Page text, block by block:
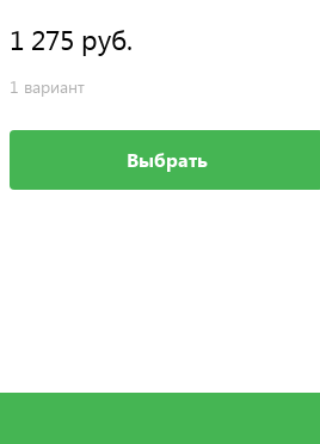
1 275 руб.
1 вариант
Выбрать